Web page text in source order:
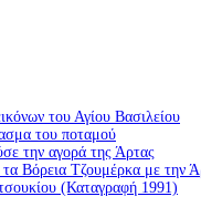
του Αγίου Βασιλείου
του ποταμού
την αγορά της Άρτας
Βόρεια Τζουμέρκα με την
(Καταγραφή 1991)